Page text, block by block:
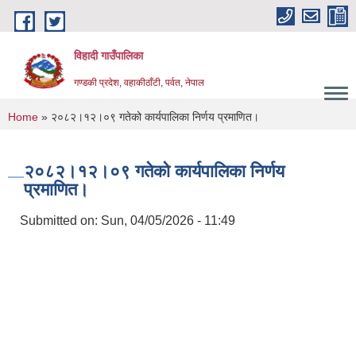
Skip to main content
विहादी गाउँपालिका
गण्डकी प्रदेश, वहाकीठाँटी, पर्वत, नेपाल
You are here
Home » २०८२।१२।०९ गतेको कार्यपालिका निर्णय प्रमाणित।
२०८२।१२।०९ गतेको कार्यपालिका निर्णय
प्रमाणित।
Submitted on: Sun, 04/05/2026 - 11:49